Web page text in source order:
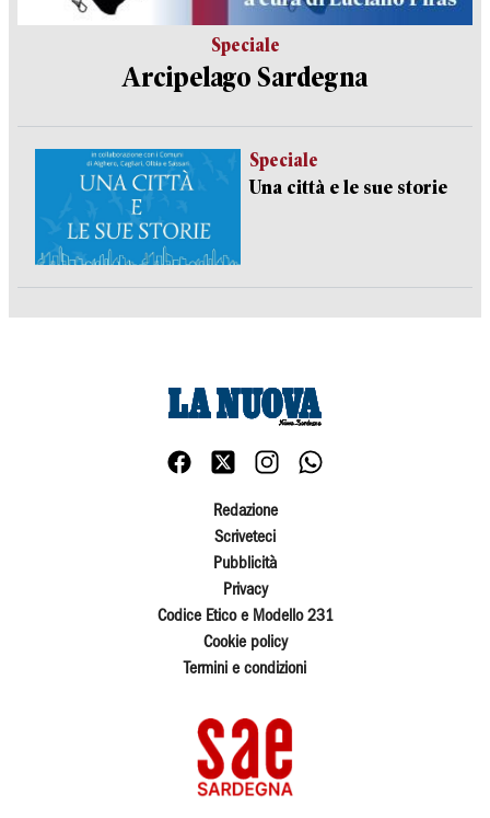
Speciale
Arcipelago Sardegna
Speciale
Una città e le sue storie
Redazione
Scriveteci
Pubblicità
Privacy
Codice Etico e Modello 231
Cookie policy
Termini e condizioni